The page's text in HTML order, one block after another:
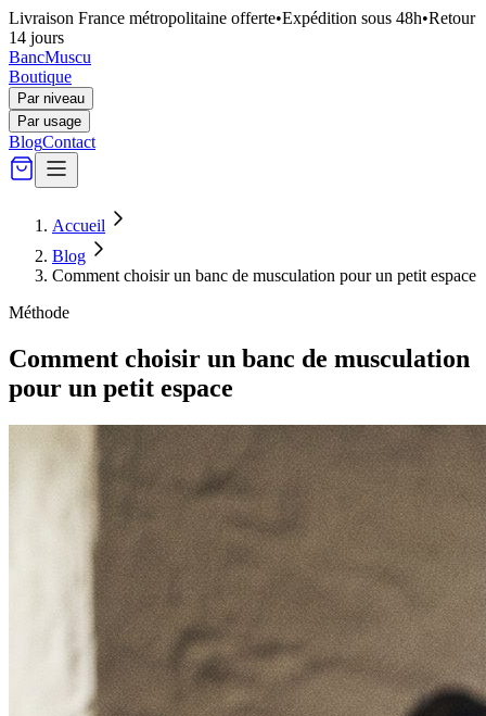
Livraison France métropolitaine offerte•Expédition sous 48h•Retour
14 jours
BancMuscu
Boutique
Par niveau
Par usage
BlogContact
Accueil
Blog
Comment choisir un banc de musculation pour un petit espace
Méthode
Comment choisir un banc de musculation
pour un petit espace